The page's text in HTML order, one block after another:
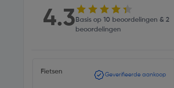
4.3 Basis op 10 beoordelingen & 2
beoordelingen
Fietsen Geverifieerde aankoop